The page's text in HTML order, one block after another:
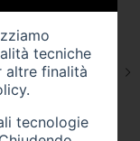
tecniche
altre finalità
.
tecnologie